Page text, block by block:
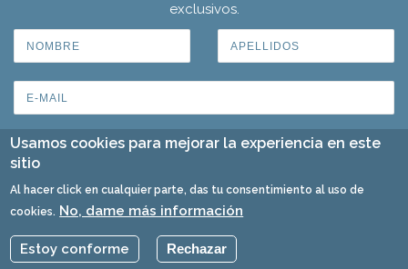
exclusivos.
Usamos cookies para mejorar la experiencia en este
sitio
Al hacer click en cualquier parte, das tu consentimiento al uso de
cookies. No, dame más información
Estoy conforme Rechazar